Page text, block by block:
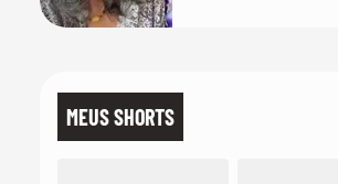
MEUS SHORTS